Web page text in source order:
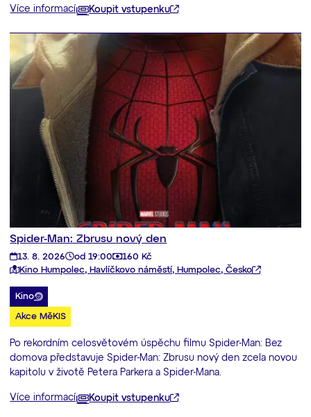
Více informací Koupit vstupenku
Spider-Man: Zbrusu nový den
13. 8. 2026 od 19:00
160 Kč
Kino Humpolec, Havlíčkovo náměstí, Humpolec, Česko
Kino
Akce MěKIS
Po rekordním celosvětovém úspěchu filmu Spider-Man: Bez
domova představuje Spider-Man: Zbrusu nový den zcela novou
kapitolu v životě Petera Parkera a Spider-Mana.
Více informací Koupit vstupenku